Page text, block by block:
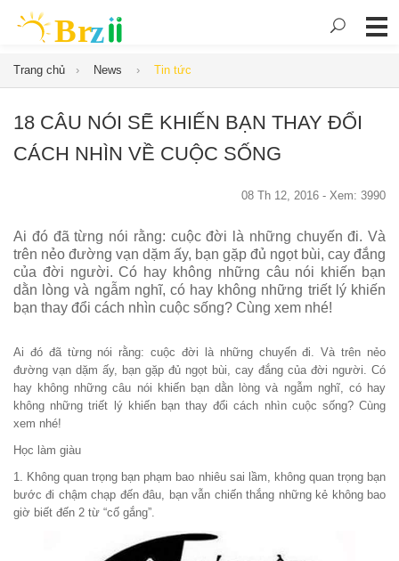
Trang chủ News Tin tức
18 CÂU NÓI SẼ KHIẾN BẠN THAY ĐỔI
CÁCH NHÌN VỀ CUỘC SỐNG
08 Th 12, 2016 - Xem: 3990
Ai đó đã từng nói rằng: cuộc đời là những chuyến đi. Và
trên nẻo đường vạn dặm ấy, bạn gặp đủ ngọt bùi, cay đắng
của đời người. Có hay không những câu nói khiến bạn
dằn lòng và ngẫm nghĩ, có hay không những triết lý khiến
bạn thay đổi cách nhìn cuộc sống? Cùng xem nhé!
Ai đó đã từng nói rằng: cuộc đời là những chuyến đi. Và trên nẻo
đường vạn dặm ấy, bạn gặp đủ ngọt bùi, cay đắng của đời người. Có
hay không những câu nói khiến bạn dằn lòng và ngẫm nghĩ, có hay
không những triết lý khiến bạn thay đổi cách nhìn cuộc sống? Cùng
xem nhé!
Học làm giàu
1. Không quan trọng bạn phạm bao nhiêu sai lầm, không quan trọng bạn
bước đi chậm chạp đến đâu, bạn vẫn chiến thắng những kẻ không bao
giờ biết đến 2 từ “cố gắng”.